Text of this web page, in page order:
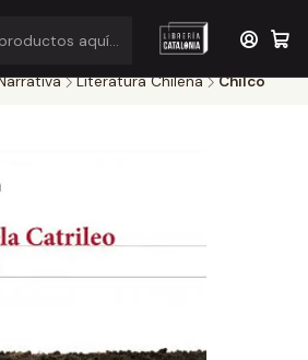
a $1.000 en RM por compras sobre
Literatura Chilena Chilco